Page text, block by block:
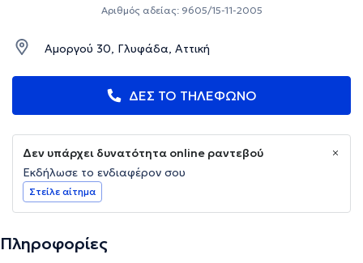
Αριθμός αδείας: 9605/15-11-2005
Αμοργού 30, Γλυφάδα, Αττική
ΔΕΣ ΤΟ ΤΗΛΕΦΩΝΟ
Δεν υπάρχει δυνατότητα online ραντεβού
Εκδήλωσε το ενδιαφέρον σου
Στείλε αίτημα
Πληροφορίες